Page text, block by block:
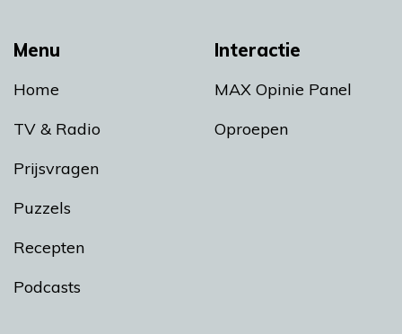
Menu
Home
TV & Radio
Prijsvragen
Puzzels
Recepten
Podcasts
Interactie
MAX Opinie Panel
Oproepen